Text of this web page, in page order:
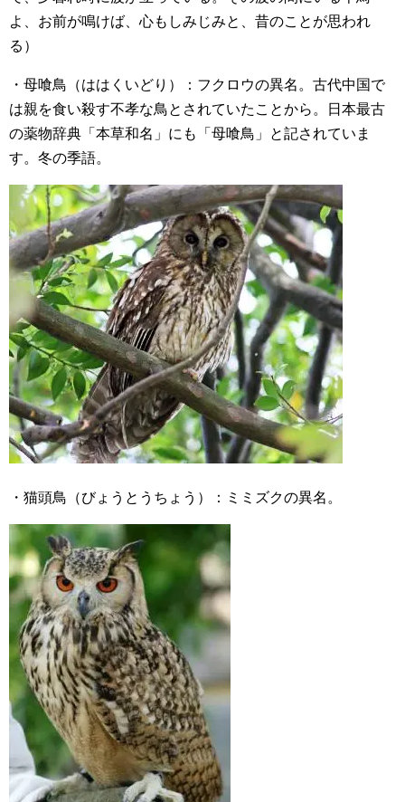
よ、お前が鳴けば、心もしみじみと、昔のことが思われ
る）
・母喰鳥（ははくいどり）：フクロウの異名。古代中国で
は親を食い殺す不孝な鳥とされていたことから。日本最古
の薬物辞典「本草和名」にも「母喰鳥」と記されていま
す。冬の季語。
・猫頭鳥（びょうとうちょう）：ミミズクの異名。